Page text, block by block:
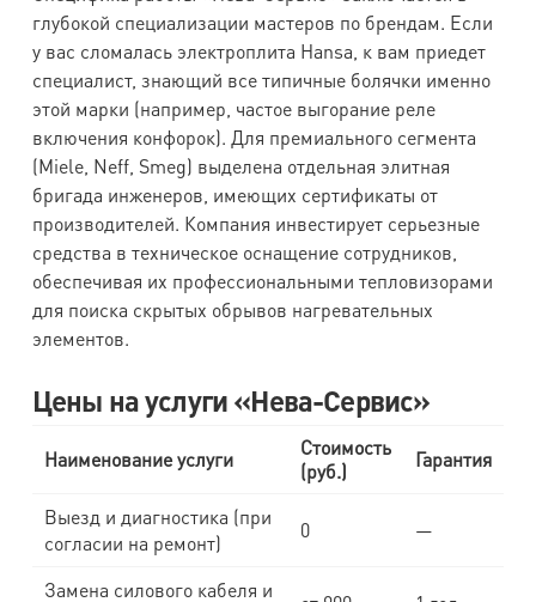
глубокой специализации мастеров по брендам. Если
у вас сломалась электроплита Hansa, к вам приедет
специалист, знающий все типичные болячки именно
этой марки (например, частое выгорание реле
включения конфорок). Для премиального сегмента
(Miele, Neff, Smeg) выделена отдельная элитная
бригада инженеров, имеющих сертификаты от
производителей. Компания инвестирует серьезные
средства в техническое оснащение сотрудников,
обеспечивая их профессиональными тепловизорами
для поиска скрытых обрывов нагревательных
элементов.
Цены на услуги «Нева-Сервис»
Наименование услуги
Стоимость
(руб.)
Гарантия
Выезд и диагностика (при
согласии на ремонт)
0 —
Замена силового кабеля и